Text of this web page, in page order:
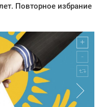
Повторное избрание